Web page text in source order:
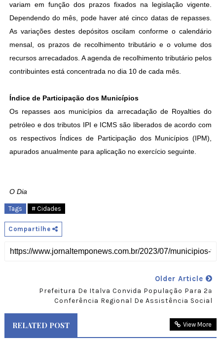
variam em função dos prazos fixados na legislação vigente.
Dependendo do mês, pode haver até cinco datas de repasses.
As variações destes depósitos oscilam conforme o calendário
mensal, os prazos de recolhimento tributário e o volume dos
recursos arrecadados. A agenda de recolhimento tributário pelos
contribuintes está concentrada no dia 10 de cada mês.
Índice de Participação dos Municípios
Os repasses aos municípios da arrecadação de Royalties do
petróleo e dos tributos IPI e ICMS são liberados de acordo com
os respectivos Índices de Participação dos Municípios (IPM),
apurados anualmente para aplicação no exercício seguinte.
O Dia
Tags # Cidades
Compartilhe
Older Article
Prefeitura De Italva Convida População Para 2ª
Conferência Regional De Assistência Social
RELATED POST View More